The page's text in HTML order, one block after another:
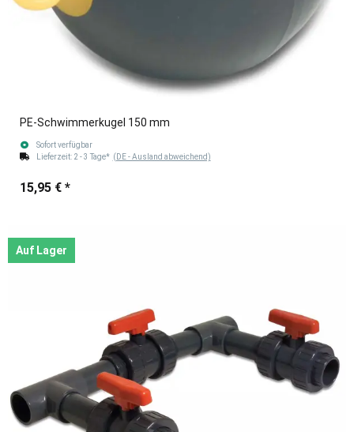
PE-Schwimmerkugel 150 mm
Sofort verfügbar
Lieferzeit: 2 - 3 Tage* (DE - Ausland abweichend)
15,95 € *
Auf Lager